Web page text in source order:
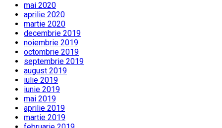
mai 2020
aprilie 2020
martie 2020
decembrie 2019
noiembrie 2019
octombrie 2019
septembrie 2019
august 2019
iulie 2019
iunie 2019
mai 2019
aprilie 2019
martie 2019